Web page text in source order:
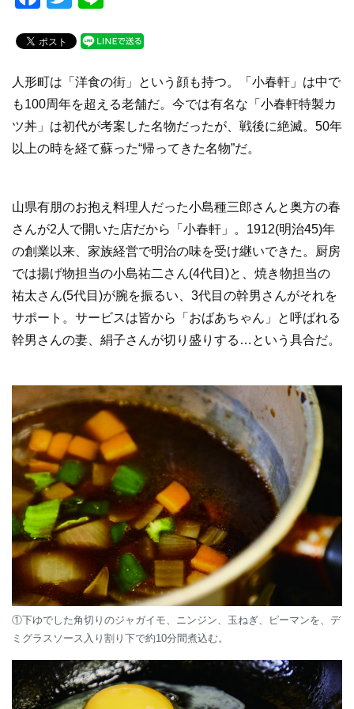
c
e
b
o
o
tt
er
e
人形町は「洋食の街」という顔も持つ。「小春軒」は中で
も100周年を超える老舗だ。今では有名な「小春軒特製カ
ツ丼」は初代が考案した名物だったが、戦後に絶滅。50年
以上の時を経て蘇った“帰ってきた名物”だ。
山県有朋のお抱え料理人だった小島種三郎さんと奥方の春
さんが2人で開いた店だから「小春軒」。1912(明治45)年
の創業以来、家族経営で明治の味を受け継いできた。厨房
では揚げ物担当の小島祐二さん(4代目)と、焼き物担当の
祐太さん(5代目)が腕を振るい、3代目の幹男さんがそれを
サポート。サービスは皆から「おばあちゃん」と呼ばれる
幹男さんの妻、絹子さんが切り盛りする…という具合だ。
①下ゆでした角切りのジャガイモ、ニンジン、玉ねぎ、ピーマンを、デ
ミグラスソース入り割り下で約10分間煮込む。